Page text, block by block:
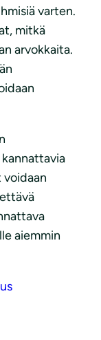
varten.
mitkä
arvokkaita.
aiemmin